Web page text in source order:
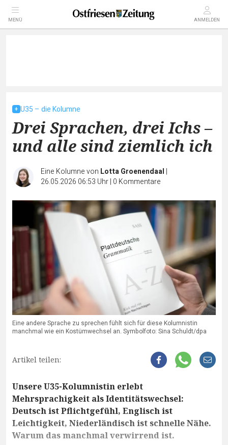
MENÜ ANMELDEN
U35 – die Kolumne
Drei Sprachen, drei Ichs –
und alle sind ziemlich ich
Eine Kolumne von Lotta Groenendaal |
26.05.2026 06:53 Uhr| 0 Kommentare
Eine andere Sprache zu sprechen fühlt sich für diese Kolumnistin
manchmal wie ein Kostümwechsel an. Symbolfoto: Sina Schuldt/dpa
Artikel teilen:
Unsere U35-Kolumnistin erlebt
Mehrsprachigkeit als Identitätswechsel:
Deutsch ist Pflichtgefühl, Englisch ist
Leichtigkeit, Niederländisch ist schnelle Nähe.
Warum das manchmal verwirrend ist.